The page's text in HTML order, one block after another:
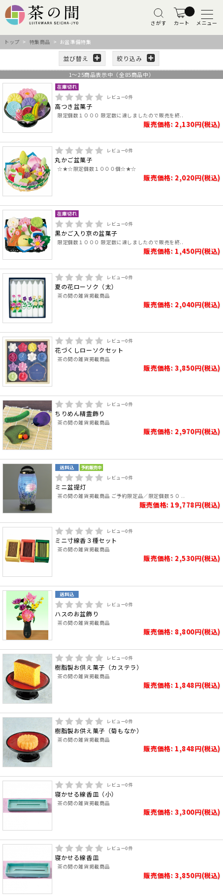
さがす カート メニュー
トップ > 特集商品 > お盆準備特集
並び替え 絞り込み
1～25商品表示中（全85商品中）
レビュー0件
高つき盆菓子
限定個数１０００ 限定数に達しましたので販売を終..
販売価格: 2,130円(税込)
レビュー0件
丸かご盆菓子
☆★☆限定個数１０００個☆★☆
販売価格: 2,020円(税込)
レビュー0件
黒かご入り京の盆菓子
限定個数１０００ 限定数に達しましたので販売を終..
販売価格: 1,450円(税込)
レビュー0件
夏の花ローソク（太）
茶の間の雑貨掲載商品
販売価格: 2,040円(税込)
レビュー0件
花づくしローソクセット
茶の間の雑貨掲載商品
販売価格: 3,850円(税込)
レビュー0件
ちりめん精霊飾り
茶の間の雑貨掲載商品
販売価格: 2,970円(税込)
レビュー0件
ミニ盆提灯
茶の間の雑貨掲載商品 ご予約限定品／限定個数５０ ..
販売価格: 19,778円(税込)
レビュー0件
ミニ寸線香３種セット
茶の間の雑貨掲載商品
販売価格: 2,530円(税込)
レビュー0件
ハスのお盆飾り
茶の間の雑貨掲載商品
販売価格: 8,800円(税込)
レビュー0件
樹脂製お供え菓子（カステラ）
茶の間の雑貨掲載商品
販売価格: 1,848円(税込)
レビュー0件
樹脂製お供え菓子（菊もなか）
茶の間の雑貨掲載商品
販売価格: 1,848円(税込)
レビュー0件
寝かせる線香皿（小）
茶の間の雑貨掲載商品
販売価格: 3,300円(税込)
レビュー0件
寝かせる線香皿
茶の間の雑貨掲載商品
販売価格: 3,850円(税込)